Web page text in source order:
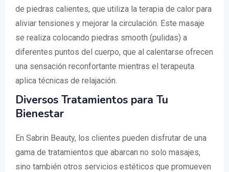
de piedras calientes, que utiliza la terapia de calor para
aliviar tensiones y mejorar la circulación. Este masaje
se realiza colocando piedras smooth (pulidas) a
diferentes puntos del cuerpo, que al calentarse ofrecen
una sensación reconfortante mientras el terapeuta
aplica técnicas de relajación.
Diversos Tratamientos para Tu
Bienestar
En Sabrin Beauty, los clientes pueden disfrutar de una
gama de tratamientos que abarcan no solo masajes,
sino también otros servicios estéticos que promueven